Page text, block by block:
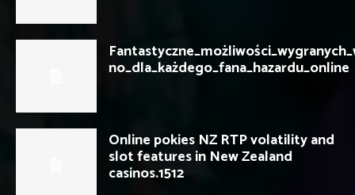
no_dla_każdego_fana_hazardu_online
Online pokies NZ RTP volatility and
slot features in New Zealand
casinos.1512